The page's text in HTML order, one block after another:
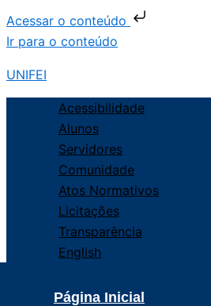
Acessar o conteúdo
Ir para o conteúdo
UNIFEI
Acessibilidade
Alunos
Servidores
Comunidade
Atos Normativos
Licitações
Transparência
English
Página Inicial